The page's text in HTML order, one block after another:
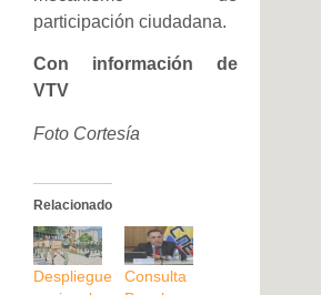
participación ciudadana.
Con información de
VTV
Foto Cortesía
Relacionado
Despliegue
Consulta